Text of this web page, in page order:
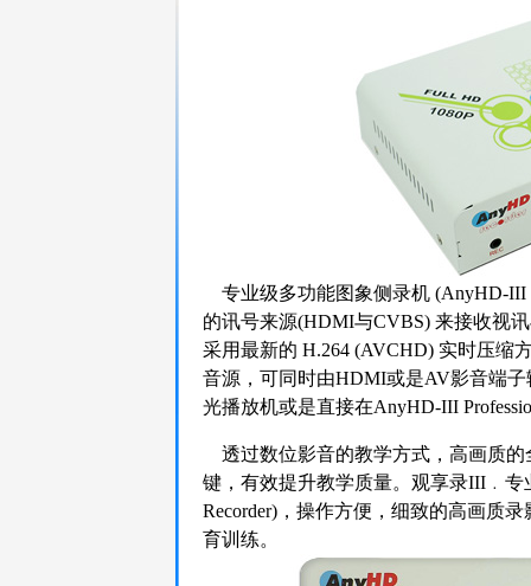
专业级多功能图象侧录机 (AnyHD-III
的讯号来源(HDMI与CVBS) 来接收视
采用最新的 H.264 (AVCHD) 实时压缩
音源，可同时由HDMI或是AV影音端
光播放机或是直接在AnyHD-III
透过数位影音的教学方式，高画质的
键，有效提升教学质量。观享录III﹒专
Recorder)，操作方便，细致的高画质
育训练。